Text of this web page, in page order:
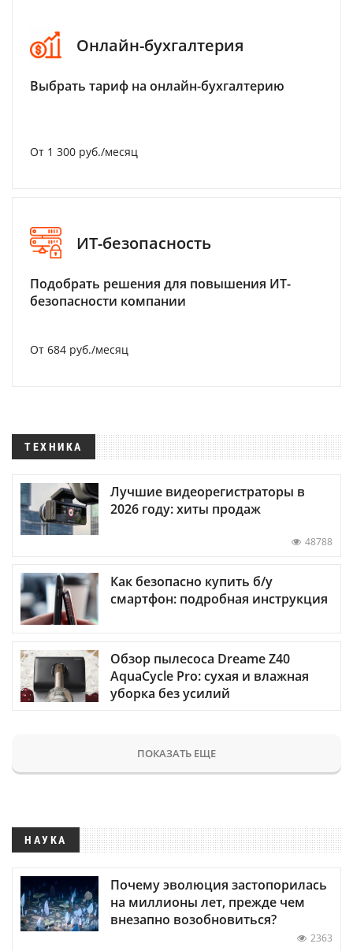
Онлайн-бухгалтерия
Выбрать тариф на онлайн-бухгалтерию
От 1 300 руб./месяц
ИТ-безопасность
Подобрать решения для повышения ИТ-
безопасности компании
От 684 руб./месяц
ТЕХНИКА
Лучшие видеорегистраторы в
2026 году: хиты продаж
48788
Как безопасно купить б/у
смартфон: подробная инструкция
Обзор пылесоса Dreame Z40
AquaCycle Pro: сухая и влажная
уборка без усилий
ПОКАЗАТЬ ЕЩЕ
НАУКА
Почему эволюция застопорилась
на миллионы лет, прежде чем
внезапно возобновиться?
2363